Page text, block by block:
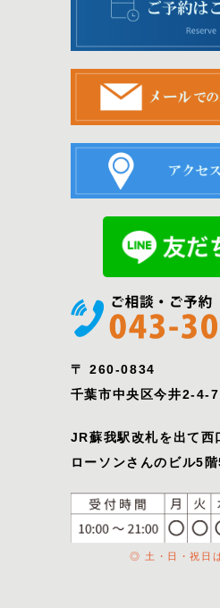
〒 260-0834
千葉市中央区今井2-4-
JR蘇我駅改札を出て西
ローソンさんのビル5
◎ 土・日・祝日